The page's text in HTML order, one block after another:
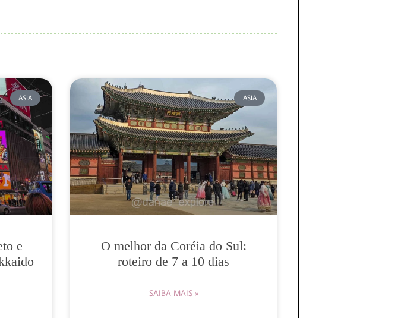
ASIA
e
ASIA
O melhor da Coréia do Sul:
roteiro de 7 a 10 dias
SAIBA MAIS »